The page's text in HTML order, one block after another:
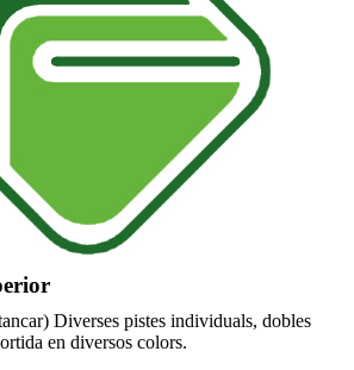
Diverses pistes individuals, dobles
en diversos colors.